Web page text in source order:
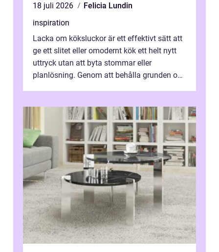
18 juli 2026
Felicia Lundin
inspiration
Lacka om köksluckor är ett effektivt sätt att
ge ett slitet eller omodernt kök ett helt nytt
uttryck utan att byta stommar eller
planlösning. Genom att behålla grunden och